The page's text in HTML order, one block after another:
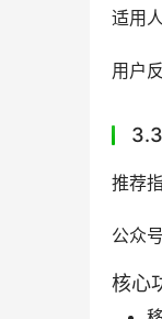
适用
用户
推荐
公众
核心